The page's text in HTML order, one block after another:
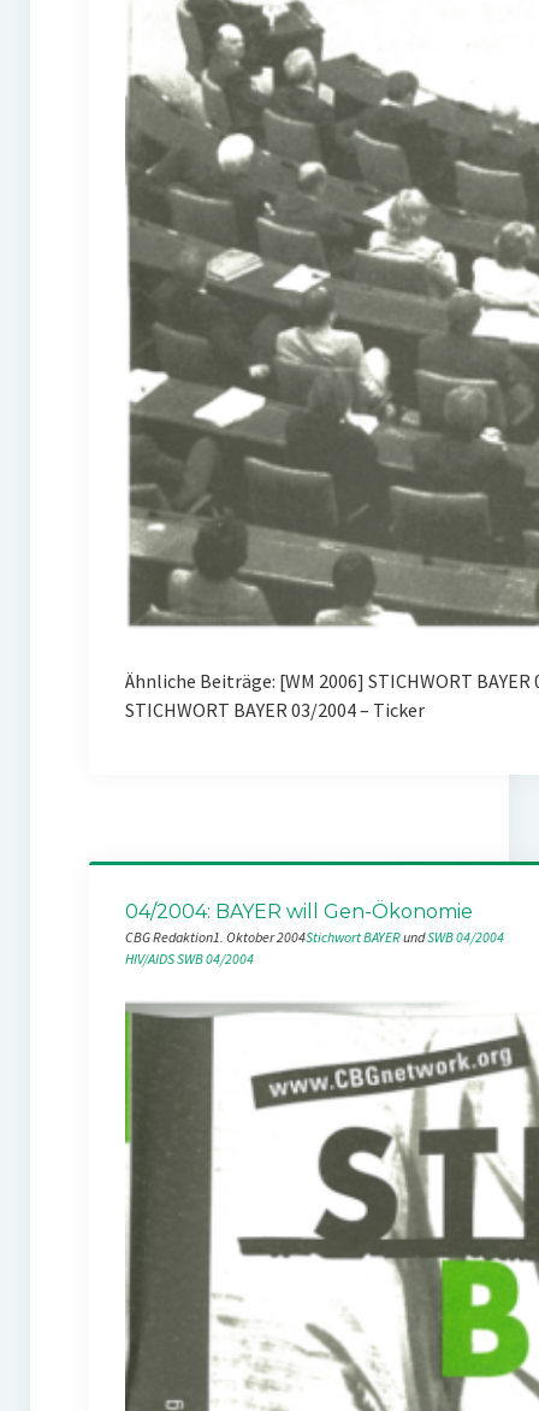
Ähnliche Beiträge: [WM 2006] STICHWORT
STICHWORT BAYER 03/2004 – Ticker
04/2004: BAYER will Gen-Ökonomie
CBG Redaktion1. Oktober 2004Stichwort BAYER und SWB 04/2004
HIV/AIDSSWB 04/2004